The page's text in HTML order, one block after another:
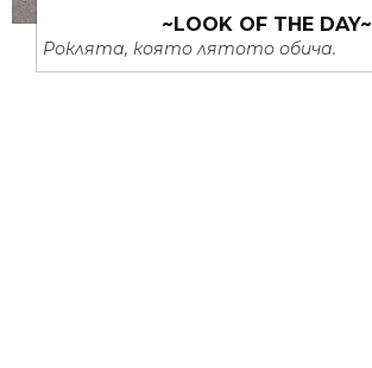
~LOOK OF THE DAY~
Роклята, която лятото обича.